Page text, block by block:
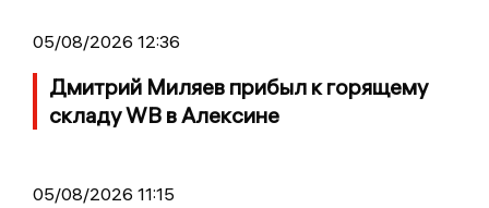
05/08/2026 12:36
Дмитрий Миляев прибыл к горящему
складу WB в Алексине
05/08/2026 11:15